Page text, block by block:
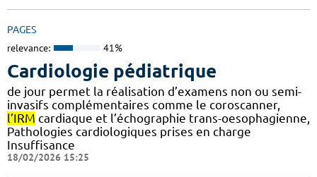
PAGES
relevance: 41%
Cardiologie pédiatrique
de jour permet la réalisation d’examens non ou semi-
invasifs complémentaires comme le coroscanner,
l’IRM cardiaque et l’échographie trans-oesophagienne,
Pathologies cardiologiques prises en charge
Insuffisance
18/02/2026 15:25